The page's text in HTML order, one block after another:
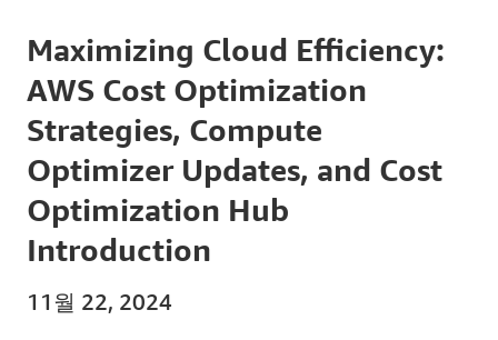
Maximizing Cloud Efficiency:
AWS Cost Optimization
Strategies, Compute
Optimizer Updates, and Cost
Optimization Hub
Introduction
11월 22, 2024